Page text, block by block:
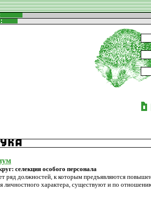
селекция особого персонала
ряд должностей, к которым предъявляются
личностного характера, существуют и по